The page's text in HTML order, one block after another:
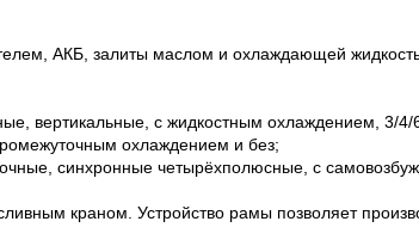
АКБ, залиты маслом и охлаждающей
вертикальные, с жидкостным охлаждением, 3/
охлаждением и без;
синхронные четырёхполюсные, с
краном. Устройство рамы позволяет